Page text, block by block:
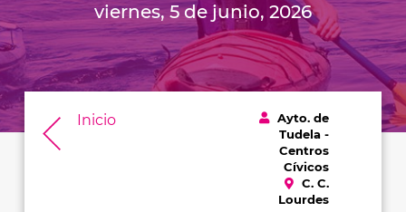
viernes, 5 de junio, 2026
Inicio
Ayto. de
Tudela -
Centros
Cívicos
C. C.
Lourdes